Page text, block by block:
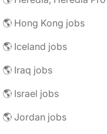
🌎 Hong Kong jobs
🌎 Iceland jobs
🌎 Iraq jobs
🌎 Israel jobs
🌎 Jordan jobs